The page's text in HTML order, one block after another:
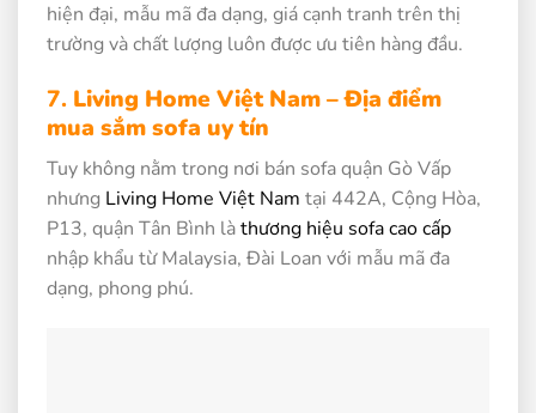
hiện đại, mẫu mã đa dạng, giá cạnh tranh trên thị
trường và chất lượng luôn được ưu tiên hàng đầu.
7. Living Home Việt Nam – Địa điểm
mua sắm sofa uy tín
Tuy không nằm trong nơi bán sofa quận Gò Vấp
nhưng Living Home Việt Nam tại 442A, Cộng Hòa,
P13, quận Tân Bình làthương hiệu sofa cao cấp
nhập khẩu từ Malaysia, Đài Loan với mẫu mã đa
dạng, phong phú.